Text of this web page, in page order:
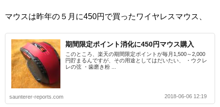
マウスは昨年の５月に450円で買ったワイヤレスマウス、
期間限定ポイント消化に450円マウス購入
このところ、楽天の期間限定ポイントが毎月1,500～2,000
円貯まるんですが、その用途としてはだいたい、 ・ウクレ
レの弦 ・歯磨き粉 ...
saunterer-reports.com 2018-06-06 12:19